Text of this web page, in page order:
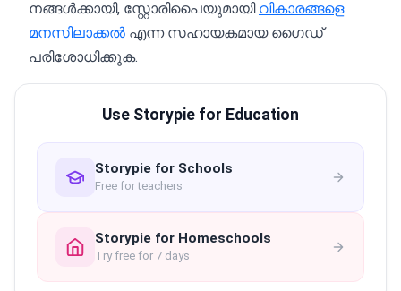
നങ്ങൾക്കായി, സ്റ്റോരിപൈയുമായി വികാരങ്ങളെ
മനസിലാക്കൽ എന്ന സഹായകമായ ഗൈഡ്
പരിശോധിക്കുക.
Use Storypie for Education
Storypie for Schools
Free for teachers
Storypie for Homeschools
Try free for 7 days